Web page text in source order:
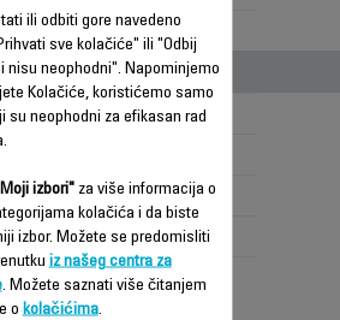
Okidač oštrice
ŠIŠANJU
Fiksni
4
3 mm
ili odbiti gore navedeno
sve kolačiće" ili "Odbij
nisu neophodni". Napominjemo
Kolačiće, koristićemo samo
su neophodni za efikasan rad
izbori"za više informacija o
kolačića i da biste
izbor. Možete se predomisliti
iz našeg centra za
. Možete saznati više čitanjem
o kolačićima.